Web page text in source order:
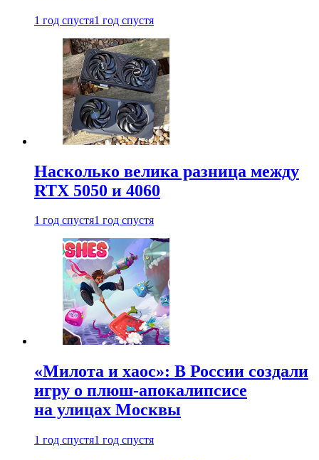
1 год спустя1 год спустя
Насколько велика разница между
RTX 5050 и 4060
1 год спустя1 год спустя
«Милота и хаос»: В России создали
игру о плюш-апокалипсисе
на улицах Москвы
1 год спустя1 год спустя